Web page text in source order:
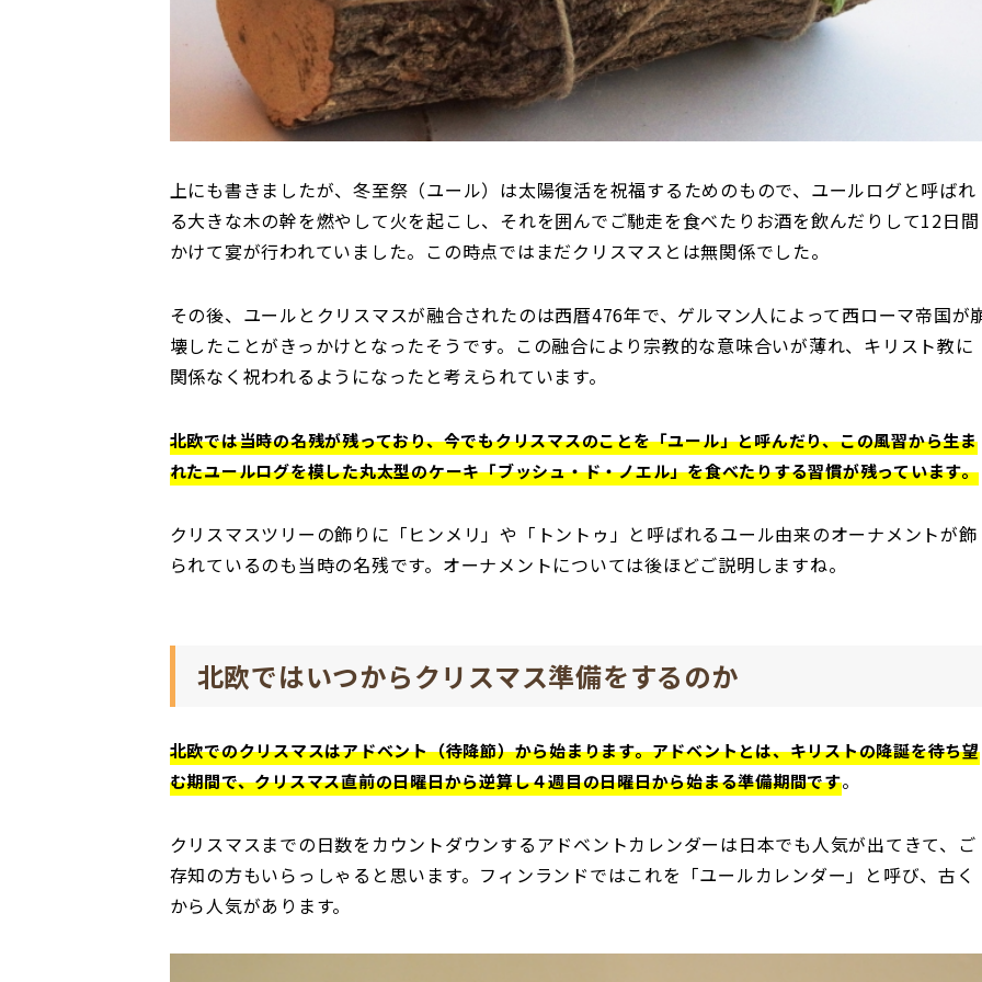
上にも書きましたが、冬至祭（ユール）は太陽復活を祝福するためのもので、ユールログと呼ばれ
る大きな木の幹を燃やして火を起こし、それを囲んでご馳走を食べたりお酒を飲んだりして12日間
かけて宴が行われていました。この時点ではまだクリスマスとは無関係でした。
その後、ユールとクリスマスが融合されたのは西暦476年で、ゲルマン人によって西ローマ帝国が
壊したことがきっかけとなったそうです。この融合により宗教的な意味合いが薄れ、キリスト教に
関係なく祝われるようになったと考えられています。
北欧では当時の名残が残っており、今でもクリスマスのことを「ユール」と呼んだり、この風習から生ま
れたユールログを模した丸太型のケーキ「ブッシュ・ド・ノエル」を食べたりする習慣が残っています。
クリスマスツリーの飾りに「ヒンメリ」や「トントゥ」と呼ばれるユール由来のオーナメントが飾
られているのも当時の名残です。オーナメントについては後ほどご説明しますね。
北欧ではいつからクリスマス準備をするのか
北欧でのクリスマスはアドベント（待降節）から始まります。アドベントとは、キリストの降誕を待ち望
む期間で、クリスマス直前の日曜日から逆算し４週目の日曜日から始まる準備期間です。
クリスマスまでの日数をカウントダウンするアドベントカレンダーは日本でも人気が出てきて、ご
存知の方もいらっしゃると思います。フィンランドではこれを「ユールカレンダー」と呼び、古く
から人気があります。